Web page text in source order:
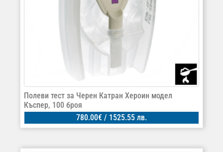
Полеви тест за Черен Катран Хероин модел
Къспер, 100 броя
780.00€ / 1525.55 лв.